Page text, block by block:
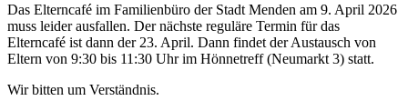
Das Elterncafé im Familienbüro der Stadt Menden am 9. April 2026
muss leider ausfallen. Der nächste reguläre Termin für das
Elterncafé ist dann der 23. April. Dann findet der Austausch von
Eltern von 9:30 bis 11:30 Uhr im Hönnetreff (Neumarkt 3) statt.
Wir bitten um Verständnis.